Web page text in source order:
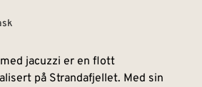
jacuzzi er en flott
på Strandafjellet. Med sin